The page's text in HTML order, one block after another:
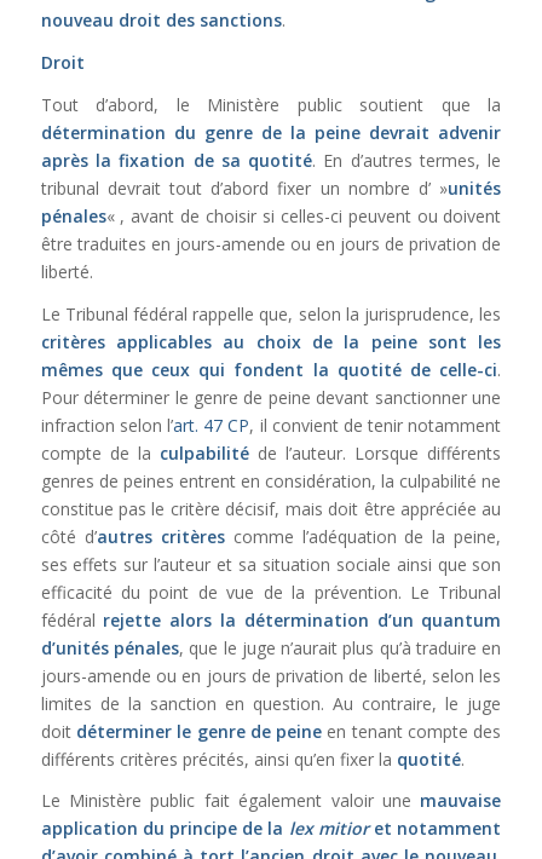
nouveau droit des sanctions.
Droit
Tout d’abord, le Ministère public soutient que la
détermination du genre de la peine devrait advenir
après la fixation de sa quotité. En d’autres termes, le
tribunal devrait tout d’abord fixer un nombre d’ »unités
pénales« , avant de choisir si celles-ci peuvent ou doivent
être traduites en jours-amende ou en jours de privation de
liberté.
Le Tribunal fédéral rappelle que, selon la jurisprudence, les
critères applicables au choix de la peine sont les
mêmes que ceux qui fondent la quotité de celle-ci.
Pour déterminer le genre de peine devant sanctionner une
infraction selon l’art. 47 CP, il convient de tenir notamment
compte de la culpabilitéde l’auteur. Lorsque différents
genres de peines entrent en considération, la culpabilité ne
constitue pas le critère décisif, mais doit être appréciée au
côté d’autres critères comme l’adéquation de la peine,
ses effets sur l’auteur et sa situation sociale ainsi que son
efficacité du point de vue de la prévention. Le Tribunal
fédéral rejette alors la détermination d’un quantum
d’unités pénales, que le juge n’aurait plus qu’à traduire en
jours-amende ou en jours de privation de liberté, selon les
limites de la sanction en question. Au contraire, le juge
doit déterminer le genre de peine en tenant compte des
différents critères précités, ainsi qu’en fixer la quotité.
Le Ministère public fait également valoir une mauvaise
application du principe de la lex mitioret notamment